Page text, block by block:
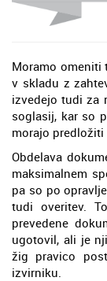
Moramo omeniti
v skladu z
izvedejo tudi za
soglasij, kar so
morajo
Obdelava
maksimalnem
pa so po
tudi overitev.
prevedene
ugotovil, ali je
žig pravico
izvirniku.